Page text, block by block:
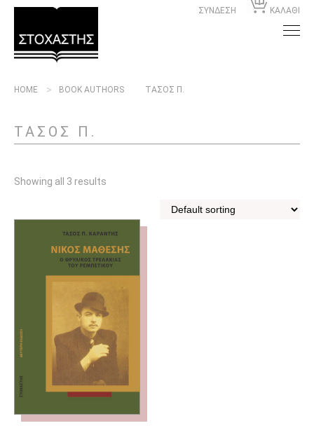
ΣΥΝΔΕΣΗ ΚΑΛΑΘΙ
HOME BOOK AUTHORS ΤΑΣΟΣ Π.
ΤΑΣΟΣ Π.
Showing all 3 results